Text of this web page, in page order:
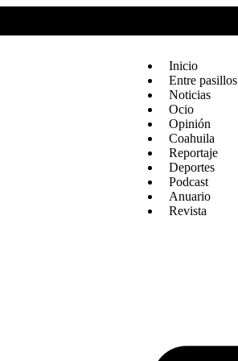
Inicio
Entre pasillos
Noticias
Ocio
Opinión
Coahuila
Reportaje
Deportes
Podcast
Anuario
Revista